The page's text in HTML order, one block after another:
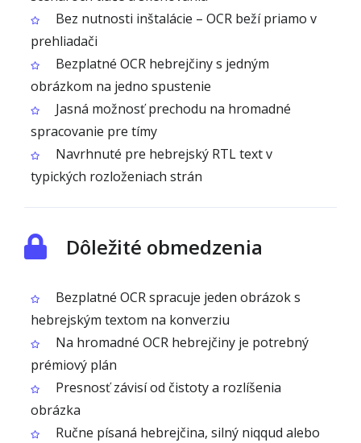
Bez nutnosti inštalácie – OCR beží priamo v
prehliadači
Bezplatné OCR hebrejčiny s jedným
obrázkom na jedno spustenie
Jasná možnosť prechodu na hromadné
spracovanie pre tímy
Navrhnuté pre hebrejský RTL text v
typických rozloženiach strán
Dôležité obmedzenia
Bezplatné OCR spracuje jeden obrázok s
hebrejským textom na konverziu
Na hromadné OCR hebrejčiny je potrebný
prémiový plán
Presnosť závisí od čistoty a rozlíšenia
obrázka
Ručne písaná hebrejčina, silný niqqud alebo